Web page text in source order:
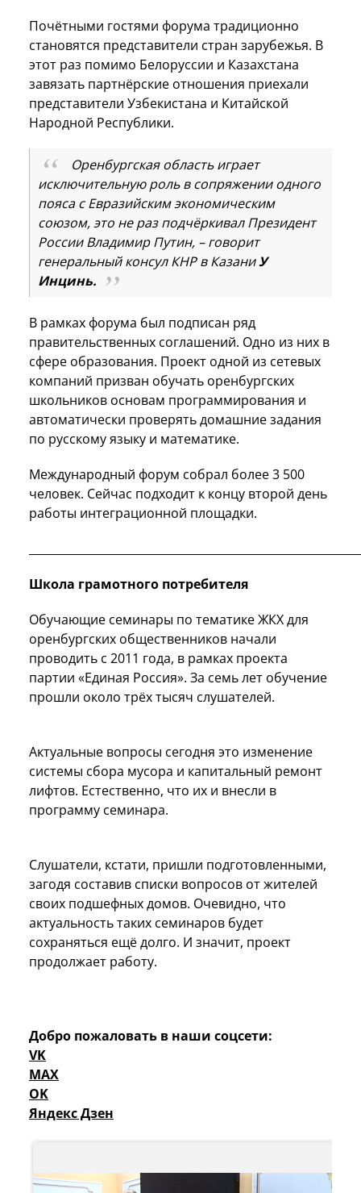
Почётными гостями форума традиционно
становятся представители стран зарубежья. В
этот раз помимо Белоруссии и Казахстана
завязать партнёрские отношения приехали
представители Узбекистана и Китайской
Народной Республики.
Оренбургская область играет
исключительную роль в сопряжении одного
пояса с Евразийским экономическим
союзом, это не раз подчёркивал Президент
России Владимир Путин, – говорит
генеральный консул КНР в КазаниУ
Инцинь.
В рамках форума был подписан ряд
правительственных соглашений. Одно из них в
сфере образования. Проект одной из сетевых
компаний призван обучать оренбургских
школьников основам программирования и
автоматически проверять домашние задания
по русскому языку и математике.
Международный форум собрал более 3 500
человек. Сейчас подходит к концу второй день
работы интеграционной площадки.
Школа грамотного потребителя
Обучающие семинары по тематике ЖКХ для
оренбургских общественников начали
проводить с 2011 года, в рамках проекта
партии «Единая Россия». За семь лет обучение
прошли около трёх тысяч слушателей.
Актуальные вопросы сегодня это изменение
системы сбора мусора и капитальный ремонт
лифтов. Естественно, что их и внесли в
программу семинара.
Слушатели, кстати, пришли подготовленными,
загодя составив списки вопросов от жителей
своих подшефных домов. Очевидно, что
актуальность таких семинаров будет
сохраняться ещё долго. И значит, проект
продолжает работу.
Добро пожаловать в наши соцсети:
VK
MAX
OK
Яндекс Дзен